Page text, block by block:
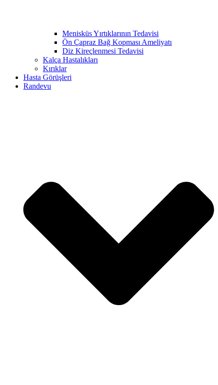
Menisküs Yırtıklarının Tedavisi
Ön Çapraz Bağ Kopması Ameliyatı
Diz Kireçlenmesi Tedavisi
Kalça Hastalıkları
Kırıklar
Hasta Görüşleri
Randevu